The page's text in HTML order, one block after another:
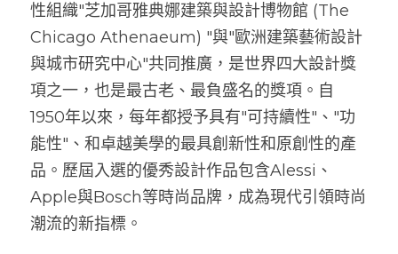
性組織"芝加哥雅典娜建築與設計博物館 (The
Chicago Athenaeum) "與"歐洲建築藝術設計
與城市研究中心"共同推廣，是世界四大設計獎
項之一，也是最古老、最負盛名的獎項。自
1950年以來，每年都授予具有"可持續性"、"功
能性"、和卓越美學的最具創新性和原創性的產
品。歷屆入選的優秀設計作品包含Alessi、
Apple與Bosch等時尚品牌，成為現代引領時尚
潮流的新指標。